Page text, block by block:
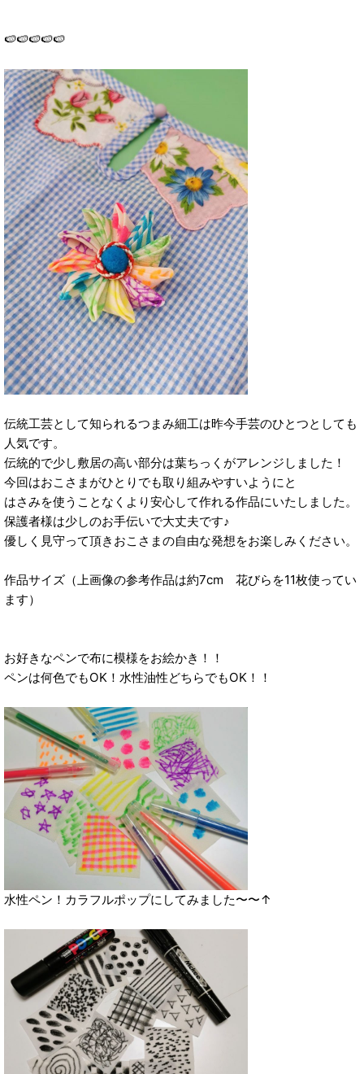
🍉🍉🍉🍉🍉
伝統工芸として知られるつまみ細工は昨今手芸のひとつとしても
人気です。
伝統的で少し敷居の高い部分は葉ちっくがアレンジしました！
今回はおこさまがひとりでも取り組みやすいようにと
はさみを使うことなくより安心して作れる作品にいたしました。
保護者様は少しのお手伝いで大丈夫です♪
優しく見守って頂きおこさまの自由な発想をお楽しみください。
作品サイズ（上画像の参考作品は約7cm 花びらを11枚使ってい
ます）
お好きなペンで布に模様をお絵かき！！
ペンは何色でもOK！水性油性どちらでもOK！！
水性ペン！カラフルポップにしてみました〜〜↑